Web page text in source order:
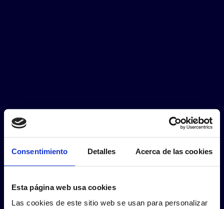
Consentimiento Detalles Acerca de las cookies
Esta página web usa cookies
Las cookies de este sitio web se usan para personalizar